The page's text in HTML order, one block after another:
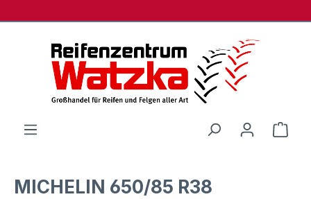
MICHELIN 650/85 R38